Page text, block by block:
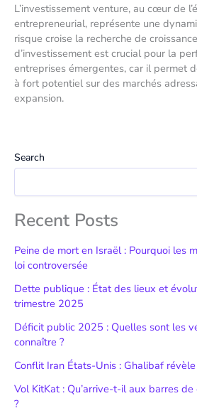
L’investissement venture, au cœur de
entrepreneurial, représente une
risque croise la recherche de
d’investissement est crucial pour la
entreprises émergentes, car il permet
à fort potentiel sur des marchés
expansion.
Search
Recent Posts
Peine de mort en Israël : Pourquoi les
loi controversée
Dette publique : État des lieux et
trimestre 2025
Déficit public 2025 : Quelles sont les
connaître ?
Conflit Iran États-Unis : Ghalibaf
Vol KitKat : Qu’arrive-t-il aux barres
?